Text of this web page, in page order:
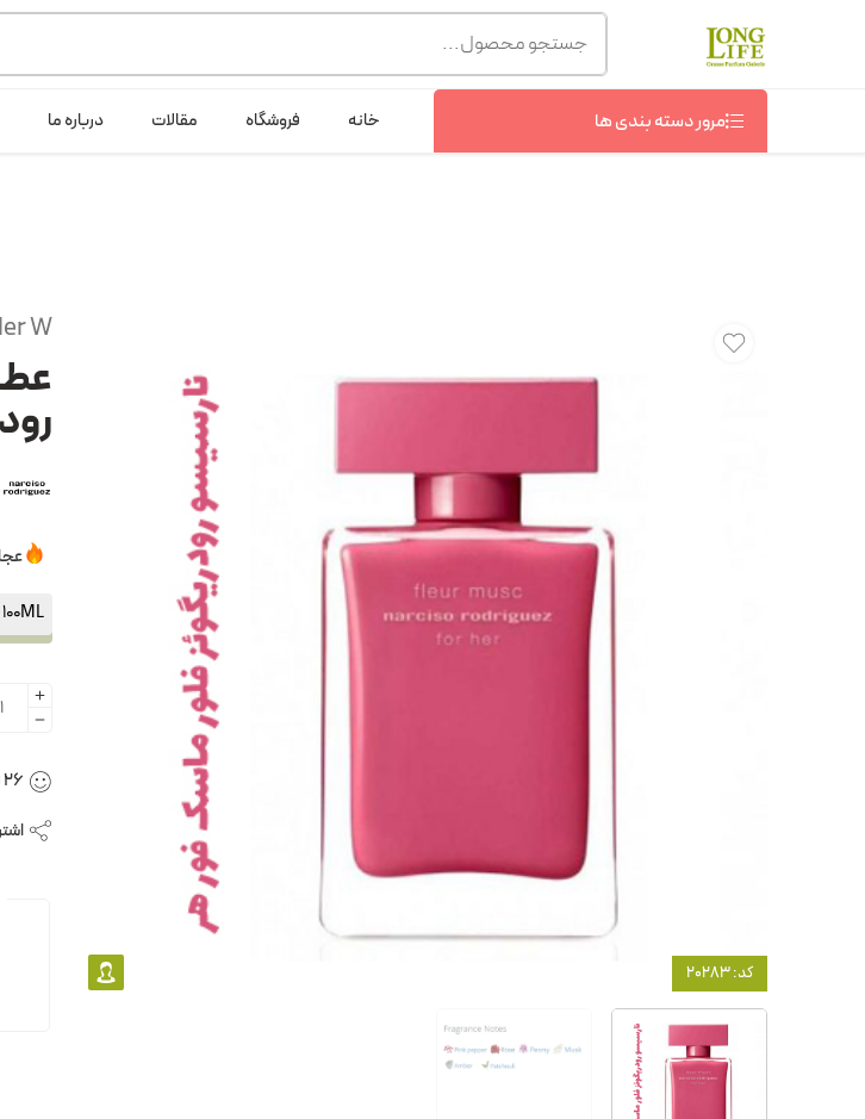
توجه! برند لانگ لایف رایحه های معروف را با شیشه و بسته بندی خود شرکت لانگ لایف عرضه می کند.که با
شماره پشتیبانی :09368076869
مرور دسته بندی ها خانه فروشگاه مقالات درباره ما
کد: 20283
W
عجله کن! 4 نفر
100ML
26